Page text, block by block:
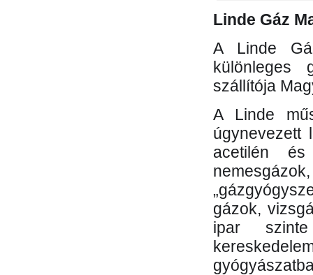
Linde Gáz
A Linde
különleges
szállítója
A Linde
úgynevezett
acetilén és
gázok,
ipar